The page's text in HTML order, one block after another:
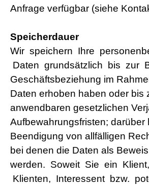
Anfrage verfügbar (siehe
Speicherdauer
Wir speichern Ihre
Daten grundsätzlich bis zur
Geschäftsbeziehung im
Daten erhoben haben oder bis
anwendbaren gesetzlichen
Aufbewahrungsfristen; darüber
Beendigung von allfälligen
bei denen die Daten als
werden. Soweit Sie ein
Klienten, Interessent bzw.